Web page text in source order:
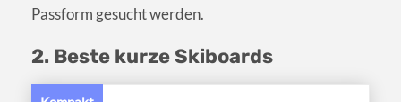
Passform gesucht werden.
2. Beste kurze Skiboards